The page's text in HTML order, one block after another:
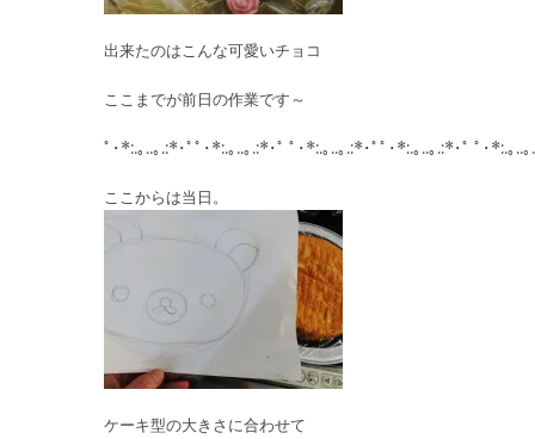
出来たのはこんな可愛いチョコ
ここまでが前日の作業です～
ﾟ･*:.｡..｡.:*･ﾟﾟ･*:.｡..｡.:*･ﾟ ﾟ･*:.｡..｡.:*･ﾟﾟ･*:.｡..｡.:*･ﾟ ﾟ･*:.｡..
ここからは当日。
ケーキ型の大きさに合わせて